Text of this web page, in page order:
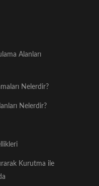
Alanları
Nelerdir?
Nelerdir?
Kurutma ile